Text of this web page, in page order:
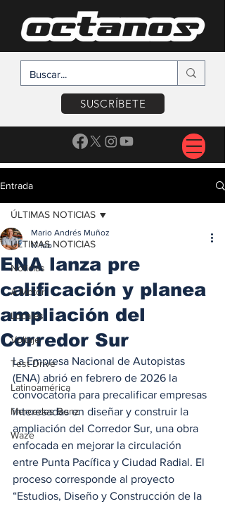
SUSCRÍBETE
Entrada
ÚLTIMAS NOTICIAS
Noticias
A Motor
Locales
Voltaje
Test Drive
Latinoamérica
Mercedes Benz
Waze
ÚLTIMAS NOTICIAS
ENA lanza pre
calificación y planea
ampliación del
Corredor Sur
Mario Andrés Muñoz
17 feb
La Empresa Nacional de Autopistas
(ENA) abrió en febrero de 2026 la
convocatoria para precalificar empresas
interesadas en diseñar y construir la
ampliación del Corredor Sur, una obra
enfocada en mejorar la circulación
entre Punta Pacífica y Ciudad Radial. El
proceso corresponde al proyecto
“Estudios, Diseño y Construcción de la